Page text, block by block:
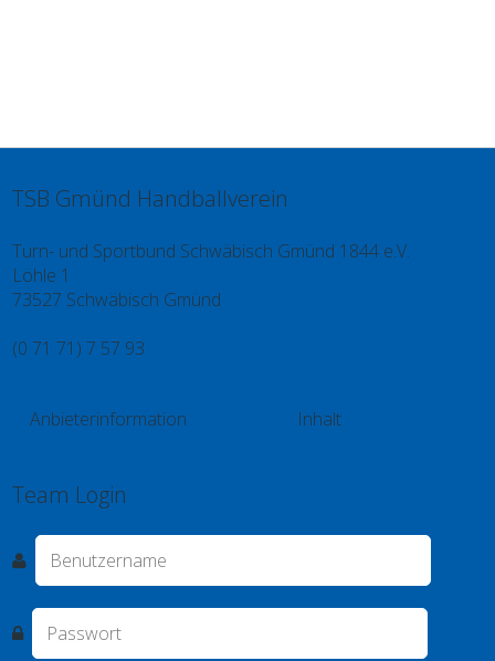
TSB Gmünd Handballverein
Turn- und Sportbund Schwäbisch Gmünd 1844 e.V.
Löhle 1
73527 Schwäbisch Gmünd
(0 71 71) 7 57 93
Anbieterinformation
Inhalt
Team Login